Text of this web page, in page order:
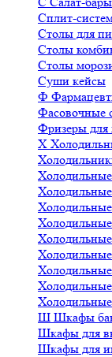
Сплит-
Столы для
Столы
Столы
Суши кейсы
Ф
Фасовочные
Фризеры для
Х
Холодильные
Ш Шкафы
Шкафы для
Шкафы для